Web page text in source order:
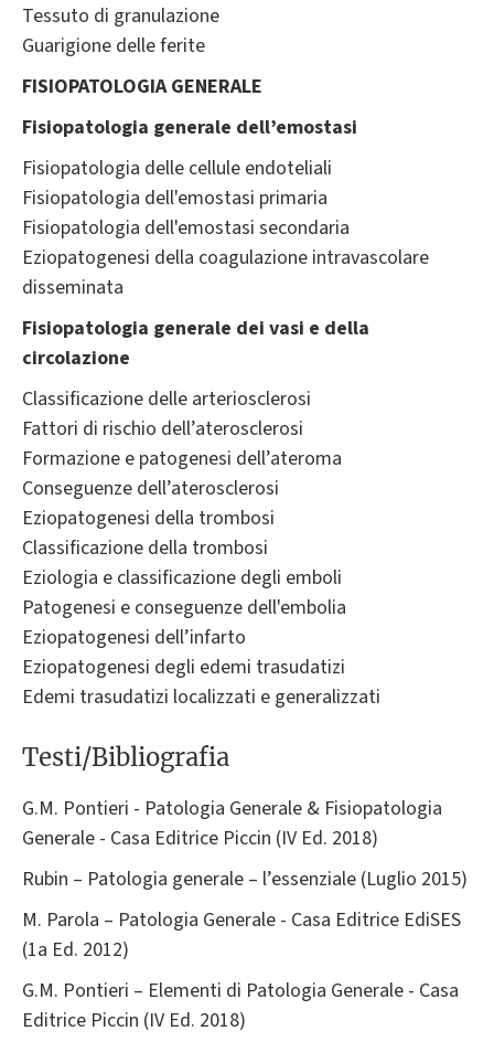
Tessuto di granulazione
Guarigione delle ferite
FISIOPATOLOGIA GENERALE
Fisiopatologia generale dell’emostasi
Fisiopatologia delle cellule endoteliali
Fisiopatologia dell'emostasi primaria
Fisiopatologia dell'emostasi secondaria
Eziopatogenesi della coagulazione intravascolare
disseminata
Fisiopatologia generale dei vasi e della
circolazione
Classificazione delle arteriosclerosi
Fattori di rischio dell’aterosclerosi
Formazione e patogenesi dell’ateroma
Conseguenze dell’aterosclerosi
Eziopatogenesi della trombosi
Classificazione della trombosi
Eziologia e classificazione degli emboli
Patogenesi e conseguenze dell'embolia
Eziopatogenesi dell’infarto
Eziopatogenesi degli edemi trasudatizi
Edemi trasudatizi localizzati e generalizzati
Testi/Bibliografia
G.M. Pontieri - Patologia Generale & Fisiopatologia
Generale - Casa Editrice Piccin (IV Ed. 2018)
Rubin – Patologia generale – l’essenziale (Luglio 2015)
M. Parola – Patologia Generale - Casa Editrice EdiSES
(1a Ed. 2012)
G.M. Pontieri – Elementi di Patologia Generale - Casa
Editrice Piccin (IV Ed. 2018)